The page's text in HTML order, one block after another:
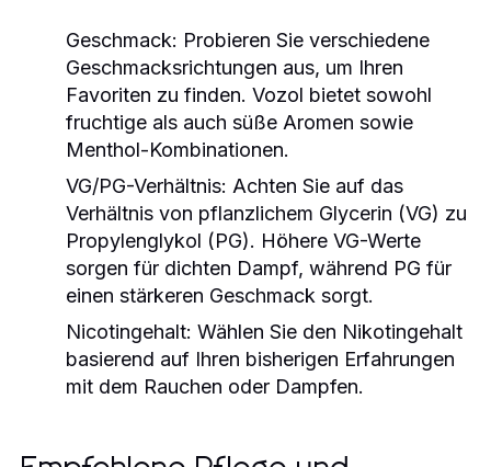
Geschmack: Probieren Sie verschiedene
Geschmacksrichtungen aus, um Ihren
Favoriten zu finden. Vozol bietet sowohl
fruchtige als auch süße Aromen sowie
Menthol-Kombinationen.
VG/PG-Verhältnis: Achten Sie auf das
Verhältnis von pflanzlichem Glycerin (VG) zu
Propylenglykol (PG). Höhere VG-Werte
sorgen für dichten Dampf, während PG für
einen stärkeren Geschmack sorgt.
Nicotingehalt: Wählen Sie den Nikotingehalt
basierend auf Ihren bisherigen Erfahrungen
mit dem Rauchen oder Dampfen.